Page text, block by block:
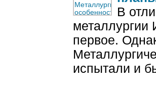
В
металлургии
первое.
испытали и